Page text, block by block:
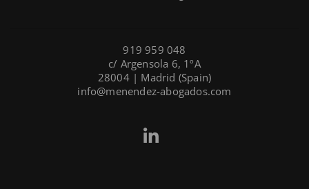
919 959 048
c/ Argensola 6, 1ºA
28004 | Madrid (Spain)
info@menendez-abogados.com